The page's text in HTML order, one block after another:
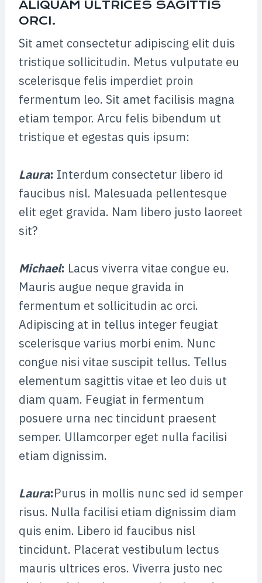
ALIQUAM ULTRICES SAGITTIS
ORCI.
Sit amet consectetur adipiscing elit duis
tristique sollicitudin. Metus vulputate eu
scelerisque felis imperdiet proin
fermentum leo. Sit amet facilisis magna
etiam tempor. Arcu felis bibendum ut
tristique et egestas quis ipsum:
Laura: Interdum consectetur libero id
faucibus nisl. Malesuada pellentesque
elit eget gravida. Nam libero justo laoreet
sit?
Michael: Lacus viverra vitae congue eu.
Mauris augue neque gravida in
fermentum et sollicitudin ac orci.
Adipiscing at in tellus integer feugiat
scelerisque varius morbi enim. Nunc
congue nisi vitae suscipit tellus. Tellus
elementum sagittis vitae et leo duis ut
diam quam. Feugiat in fermentum
posuere urna nec tincidunt praesent
semper. Ullamcorper eget nulla facilisi
etiam dignissim.
Laura:Purus in mollis nunc sed id semper
risus. Nulla facilisi etiam dignissim diam
quis enim. Libero id faucibus nisl
tincidunt. Placerat vestibulum lectus
mauris ultrices eros. Viverra justo nec